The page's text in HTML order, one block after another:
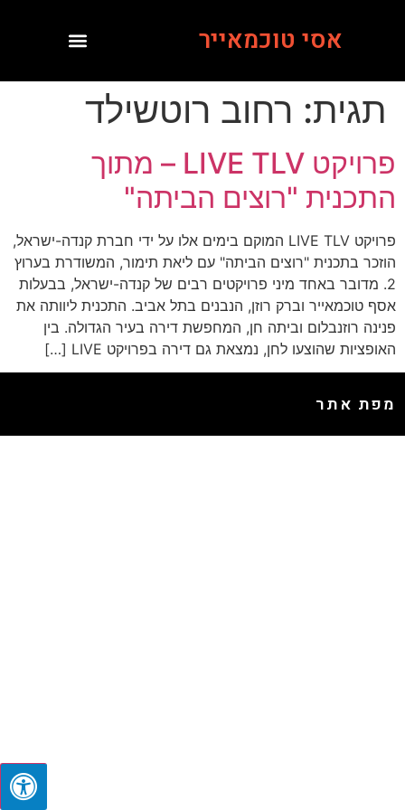
אסי טוכמאייר
תגית: רחוב רוטשילד
פרויקט LIVE TLV – מתוך
התכנית "רוצים הביתה"
פרויקט LIVE TLV המוקם בימים אלו על ידי חברת קנדה-ישראל,
הוזכר בתכנית "רוצים הביתה" עם ליאת תימור, המשודרת בערוץ
2. מדובר באחד מיני פרויקטים רבים של קנדה-ישראל, בבעלות
אסף טוכמאייר וברק רוזן, הנבנים בתל אביב. התכנית ליוותה את
פנינה רוזנבלום וביתה חן, המחפשת דירה בעיר הגדולה. בין
האופציות שהוצעו לחן, נמצאת גם דירה בפרויקט LIVE […]
מפת אתר